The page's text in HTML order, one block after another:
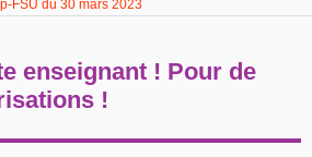
FSU du 30 mars 2023
enseignant ! Pour de
!